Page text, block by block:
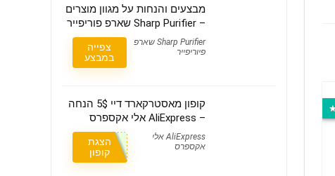
מבצעים והנחות על מגוון מוצרים
– Sharp Purifier שארפ פוריפייר
Sharp Purifier שארפ
פיוריפייר
צפייה
במבצע
קופון מאסטרקארד דיי 5$ הנחה
– AliExpress אלי אקספרס
AliExpress אלי
אקספרס
הצגת
קופון